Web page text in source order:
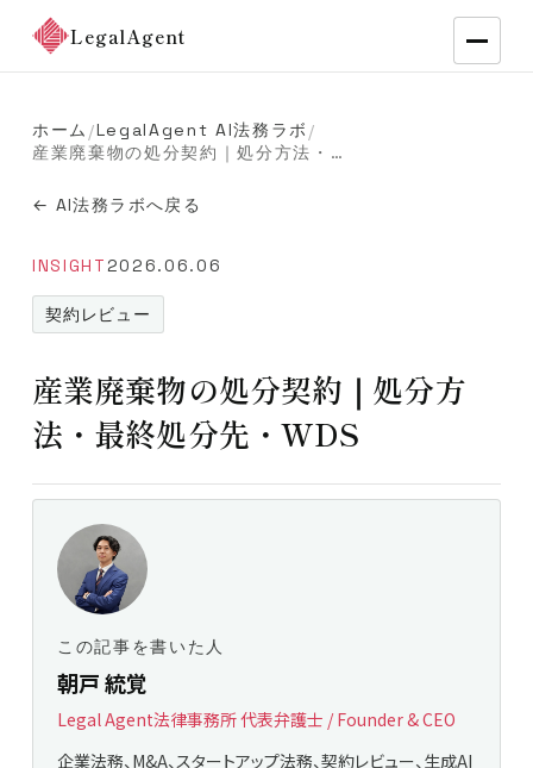
LegalAgent
ホーム /LegalAgent AI法務ラボ /
産業廃棄物の処分契約｜処分方法・最終処分先・WDS
← AI法務ラボへ戻る
INSIGHT2026.06.06
契約レビュー
産業廃棄物の処分契約｜処分方
法・最終処分先・WDS
この記事を書いた人
朝戸 統覚
Legal Agent法律事務所 代表弁護士 / Founder & CEO
企業法務、M&A、スタートアップ法務、契約レビュー、生成AI